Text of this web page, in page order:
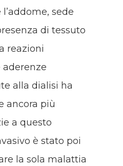
sede
di tessuto
reazioni
alla dialisi ha
ancora più
a questo
è stato poi
la sola malattia